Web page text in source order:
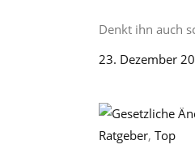
Denkt ihn auch
23. Dezember
Ratgeber, Top